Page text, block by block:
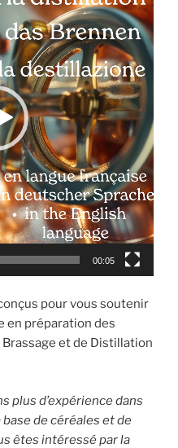
00:05
pour vous soutenir
en préparation des
et de Distillation
plus d’expérience dans
de céréales et de
êtes intéressé par la